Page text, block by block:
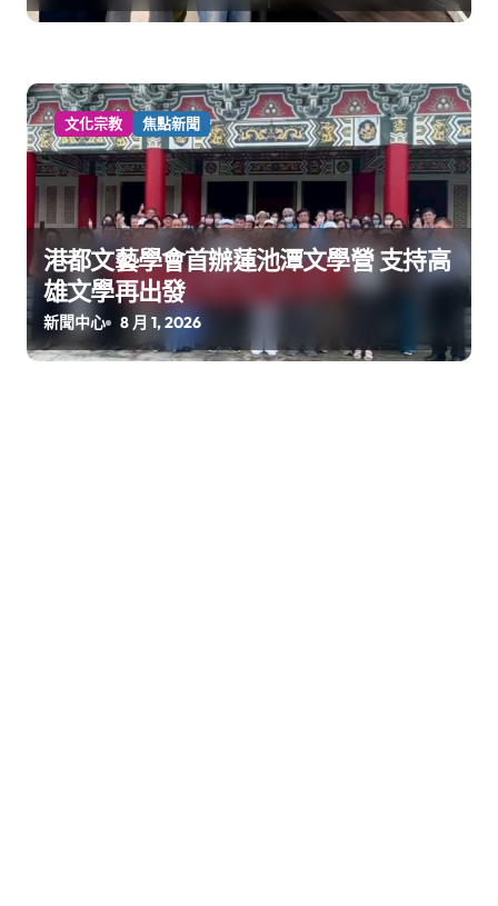
文化宗教 焦點新聞
港都文藝學會首辦蓮池潭文學營 支持高
雄文學再出發
新聞中心 8 月 1, 2026